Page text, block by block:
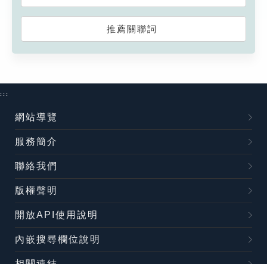
推薦關聯詞
:::
網站導覽
服務簡介
聯絡我們
版權聲明
開放API使用說明
內嵌搜尋欄位說明